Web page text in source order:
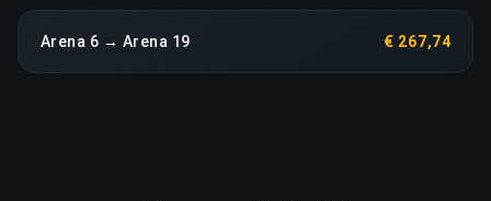
Arena 6 → Arena 19 € 267,74